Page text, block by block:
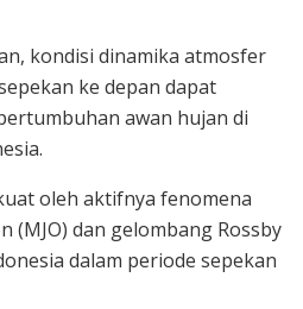
kondisi dinamika atmosfer
ke depan dapat
awan hujan di
oleh aktifnya fenomena
(MJO) dan gelombang Rossby
dalam periode sepekan